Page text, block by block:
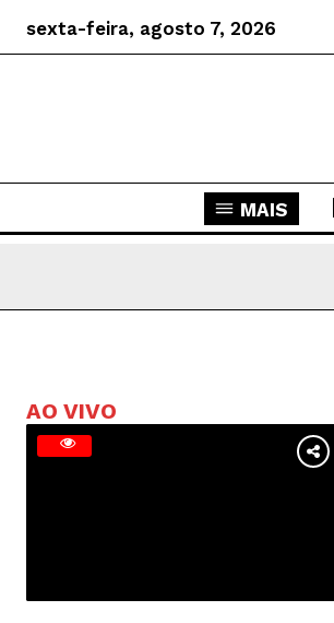
sexta-feira, agosto 7, 2026
MAIS
AO VIVO